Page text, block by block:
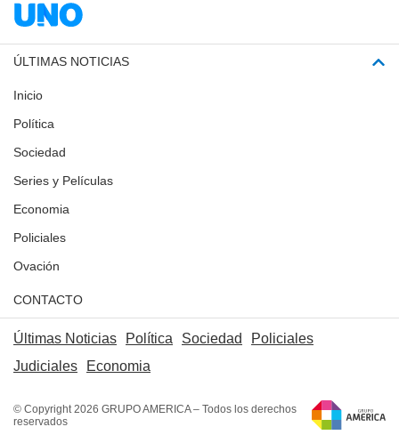
ÚLTIMAS NOTICIAS
Inicio
Política
Sociedad
Series y Películas
Economia
Policiales
Ovación
CONTACTO
Últimas Noticias Política Sociedad
Policiales
Judiciales
Economia
© Copyright 2026 GRUPO AMERICA – Todos los derechos
reservados